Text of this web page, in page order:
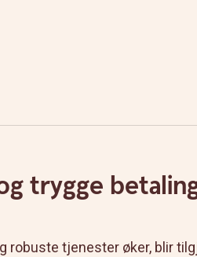
trygge
robuste tjenester øker, blir